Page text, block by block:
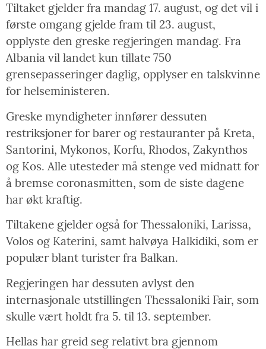
Tiltaket gjelder fra mandag 17. august, og det vil i
første omgang gjelde fram til 23. august,
opplyste den greske regjeringen mandag. Fra
Albania vil landet kun tillate 750
grensepasseringer daglig, opplyser en talskvinne
for helseministeren.
Greske myndigheter innfører dessuten
restriksjoner for barer og restauranter på Kreta,
Santorini, Mykonos, Korfu, Rhodos, Zakynthos
og Kos. Alle utesteder må stenge ved midnatt for
å bremse coronasmitten, som de siste dagene
har økt kraftig.
Tiltakene gjelder også for Thessaloniki, Larissa,
Volos og Katerini, samt halvøya Halkidiki, som er
populær blant turister fra Balkan.
Regjeringen har dessuten avlyst den
internasjonale utstillingen Thessaloniki Fair, som
skulle vært holdt fra 5. til 13. september.
Hellas har greid seg relativt bra gjennom